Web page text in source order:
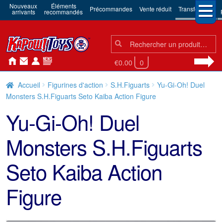
Nouveaux
arrivants
Éléments
recommandés Précommandes Vente réduit Transformers
Chercher:
Chercher
€0.00 0
Accueil Figurines d'action S.H.Figuarts
Yu-Gi-Oh! Duel
Monsters S.H.Figuarts Seto Kaiba Action Figure
Yu-Gi-Oh! Duel
Monsters S.H.Figuarts
Seto Kaiba Action
Figure